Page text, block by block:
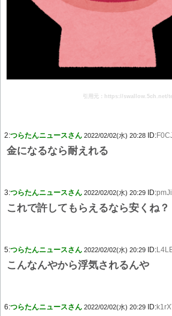
引用元：https://swallow.5ch.net/
2:つらたんニュースさん 2022/02/02(水) 20:28 ID:
金になるなら耐えれる
3:つらたんニュースさん 2022/02/02(水) 20:29 ID:
これで許してもらえるなら安くね？
5:つらたんニュースさん 2022/02/02(水) 20:29 ID:
こんなんやから浮気されるんや
6:つらたんニュースさん 2022/02/02(水) 20:29 ID: